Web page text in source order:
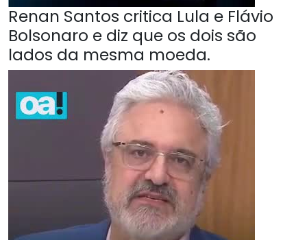
Renan Santos critica Lula e Flávio
Bolsonaro e diz que os dois são
lados da mesma moeda.